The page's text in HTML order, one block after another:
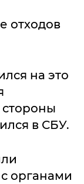
отходов
на это
стороны
в СБУ.
органами